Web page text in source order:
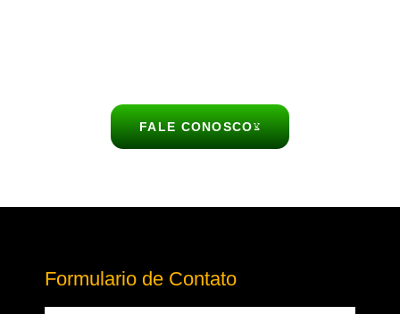
FALE CONOSCO
Formulario de Contato